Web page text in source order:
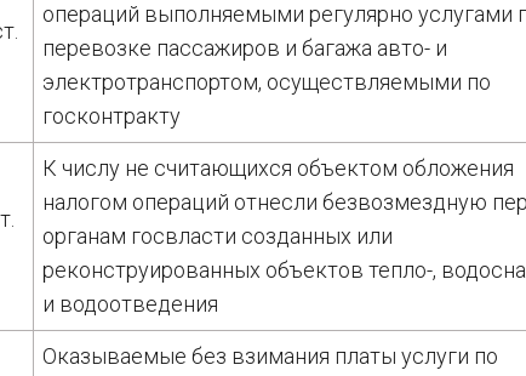
операций выполняемыми регулярно услугами
перевозке пассажиров и багажа авто- и
электротранспортом, осуществляемыми по
госконтракту
К числу не считающихся объектом обложения
налогом операций отнесли безвозмездную
органам госвласти созданных или
реконструированных объектов тепло-,
и водоотведения
Оказываемые без взимания платы услуги по